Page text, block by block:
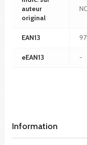
auteur
original
EAN13
eEAN13 -
Information